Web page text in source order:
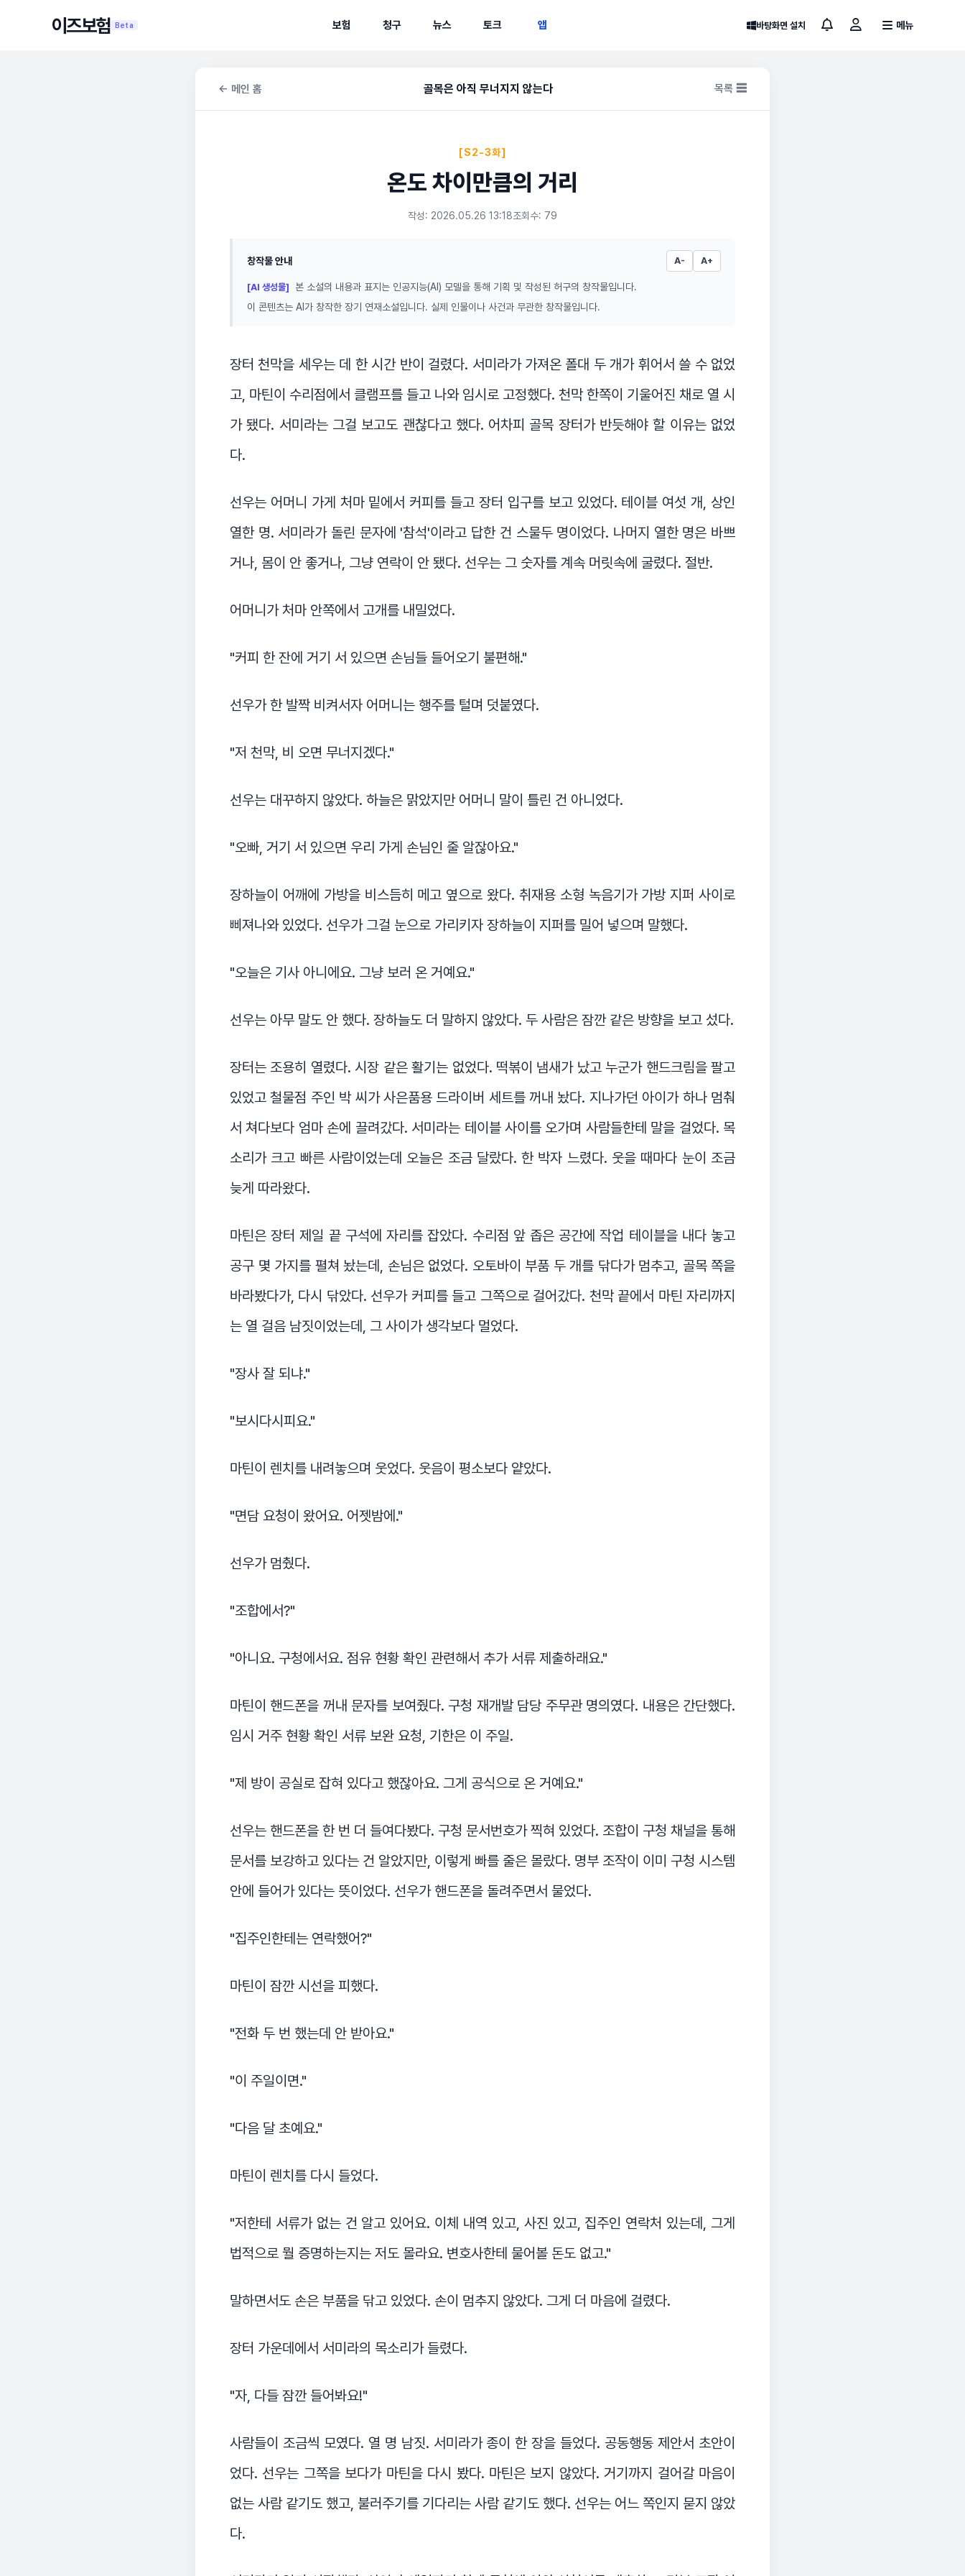
이즈보험 Beta 보험 청구 뉴스 토크 앱 바탕화면 설치 메뉴
← 메인 홈 골목은 아직 무너지지 않는다 목록 ☰
[S2-3화]
온도 차이만큼의 거리
작성: 2026.05.26 13:18조회수: 79
창작물 안내 A- A+
[AI 생성물]
본 소설의 내용과 표지는 인공지능(AI) 모델을 통해 기획 및 작성된 허구의 창작물입니다.
이 콘텐츠는 AI가 창작한 장기 연재소설입니다. 실제 인물이나 사건과 무관한 창작물입니다.
장터 천막을 세우는 데 한 시간 반이 걸렸다. 서미라가 가져온 폴대 두 개가 휘어서 쓸 수 없었
고, 마틴이 수리점에서 클램프를 들고 나와 임시로 고정했다. 천막 한쪽이 기울어진 채로 열 시
가 됐다. 서미라는 그걸 보고도 괜찮다고 했다. 어차피 골목 장터가 반듯해야 할 이유는 없었
다.
선우는 어머니 가게 처마 밑에서 커피를 들고 장터 입구를 보고 있었다. 테이블 여섯 개, 상인
열한 명. 서미라가 돌린 문자에 '참석'이라고 답한 건 스물두 명이었다. 나머지 열한 명은 바쁘
거나, 몸이 안 좋거나, 그냥 연락이 안 됐다. 선우는 그 숫자를 계속 머릿속에 굴렸다. 절반.
어머니가 처마 안쪽에서 고개를 내밀었다.
"커피 한 잔에 거기 서 있으면 손님들 들어오기 불편해."
선우가 한 발짝 비켜서자 어머니는 행주를 털며 덧붙였다.
"저 천막, 비 오면 무너지겠다."
선우는 대꾸하지 않았다. 하늘은 맑았지만 어머니 말이 틀린 건 아니었다.
"오빠, 거기 서 있으면 우리 가게 손님인 줄 알잖아요."
장하늘이 어깨에 가방을 비스듬히 메고 옆으로 왔다. 취재용 소형 녹음기가 가방 지퍼 사이로
삐져나와 있었다. 선우가 그걸 눈으로 가리키자 장하늘이 지퍼를 밀어 넣으며 말했다.
"오늘은 기사 아니에요. 그냥 보러 온 거예요."
선우는 아무 말도 안 했다. 장하늘도 더 말하지 않았다. 두 사람은 잠깐 같은 방향을 보고 섰다.
장터는 조용히 열렸다. 시장 같은 활기는 없었다. 떡볶이 냄새가 났고 누군가 핸드크림을 팔고
있었고 철물점 주인 박 씨가 사은품용 드라이버 세트를 꺼내 놨다. 지나가던 아이가 하나 멈춰
서 쳐다보다 엄마 손에 끌려갔다. 서미라는 테이블 사이를 오가며 사람들한테 말을 걸었다. 목
소리가 크고 빠른 사람이었는데 오늘은 조금 달랐다. 한 박자 느렸다. 웃을 때마다 눈이 조금
늦게 따라왔다.
마틴은 장터 제일 끝 구석에 자리를 잡았다. 수리점 앞 좁은 공간에 작업 테이블을 내다 놓고
공구 몇 가지를 펼쳐 놨는데, 손님은 없었다. 오토바이 부품 두 개를 닦다가 멈추고, 골목 쪽을
바라봤다가, 다시 닦았다. 선우가 커피를 들고 그쪽으로 걸어갔다. 천막 끝에서 마틴 자리까지
는 열 걸음 남짓이었는데, 그 사이가 생각보다 멀었다.
"장사 잘 되냐."
"보시다시피요."
마틴이 렌치를 내려놓으며 웃었다. 웃음이 평소보다 얕았다.
"면담 요청이 왔어요. 어젯밤에."
선우가 멈췄다.
"조합에서?"
"아니요. 구청에서요. 점유 현황 확인 관련해서 추가 서류 제출하래요."
마틴이 핸드폰을 꺼내 문자를 보여줬다. 구청 재개발 담당 주무관 명의였다. 내용은 간단했다.
임시 거주 현황 확인 서류 보완 요청, 기한은 이 주일.
"제 방이 공실로 잡혀 있다고 했잖아요. 그게 공식으로 온 거예요."
선우는 핸드폰을 한 번 더 들여다봤다. 구청 문서번호가 찍혀 있었다. 조합이 구청 채널을 통해
문서를 보강하고 있다는 건 알았지만, 이렇게 빠를 줄은 몰랐다. 명부 조작이 이미 구청 시스템
안에 들어가 있다는 뜻이었다. 선우가 핸드폰을 돌려주면서 물었다.
"집주인한테는 연락했어?"
마틴이 잠깐 시선을 피했다.
"전화 두 번 했는데 안 받아요."
"이 주일이면."
"다음 달 초예요."
마틴이 렌치를 다시 들었다.
"저한테 서류가 없는 건 알고 있어요. 이체 내역 있고, 사진 있고, 집주인 연락처 있는데, 그게
법적으로 뭘 증명하는지는 저도 몰라요. 변호사한테 물어볼 돈도 없고."
말하면서도 손은 부품을 닦고 있었다. 손이 멈추지 않았다. 그게 더 마음에 걸렸다.
장터 가운데에서 서미라의 목소리가 들렸다.
"자, 다들 잠깐 들어봐요!"
사람들이 조금씩 모였다. 열 명 남짓. 서미라가 종이 한 장을 들었다. 공동행동 제안서 초안이
었다. 선우는 그쪽을 보다가 마틴을 다시 봤다. 마틴은 보지 않았다. 거기까지 걸어갈 마음이
없는 사람 같기도 했고, 불러주기를 기다리는 사람 같기도 했다. 선우는 어느 쪽인지 묻지 않았
다.